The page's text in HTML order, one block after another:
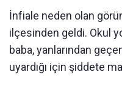
İnfiale neden olan
ilçesinden geldi. Okul
baba, yanlarından
uyardığı için şiddete